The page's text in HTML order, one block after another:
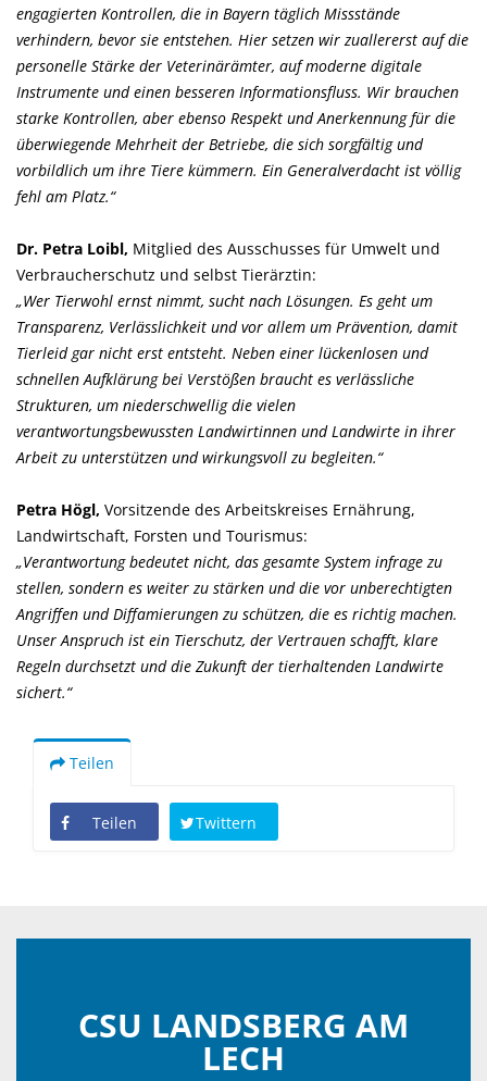
engagierten Kontrollen, die in Bayern täglich Missstände
verhindern, bevor sie entstehen. Hier setzen wir zuallererst auf die
personelle Stärke der Veterinärämter, auf moderne digitale
Instrumente und einen besseren Informationsfluss. Wir brauchen
starke Kontrollen, aber ebenso Respekt und Anerkennung für die
überwiegende Mehrheit der Betriebe, die sich sorgfältig und
vorbildlich um ihre Tiere kümmern. Ein Generalverdacht ist völlig
fehl am Platz.“
Dr. Petra Loibl, Mitglied des Ausschusses für Umwelt und
Verbraucherschutz und selbst Tierärztin:
Wer Tierwohl ernst nimmt, sucht nach Lösungen. Es geht um
Transparenz, Verlässlichkeit und vor allem um Prävention, damit
Tierleid gar nicht erst entsteht. Neben einer lückenlosen und
schnellen Aufklärung bei Verstößen braucht es verlässliche
Strukturen, um niederschwellig die vielen
verantwortungsbewussten Landwirtinnen und Landwirte in ihrer
Arbeit zu unterstützen und wirkungsvoll zu begleiten.“
Petra Högl, Vorsitzende des Arbeitskreises Ernährung,
Landwirtschaft, Forsten und Tourismus:
Verantwortung bedeutet nicht, das gesamte System infrage zu
stellen, sondern es weiter zu stärken und die vor unberechtigten
Angriffen und Diffamierungen zu schützen, die es richtig machen.
Unser Anspruch ist ein Tierschutz, der Vertrauen schafft, klare
Regeln durchsetzt und die Zukunft der tierhaltenden Landwirte
sichert.“
Teilen
Teilen Twittern
CSU LANDSBERG AM
LECH